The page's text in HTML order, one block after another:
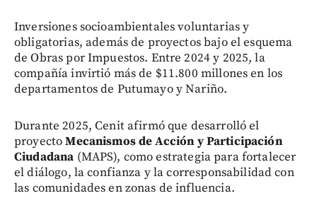
Inversiones socioambientales voluntarias y
obligatorias, además de proyectos bajo el esquema
de Obras por Impuestos. Entre 2024 y 2025, la
compañía invirtió más de $11.800 millones en los
departamentos de Putumayo y Nariño.
Durante 2025, Cenit afirmó que desarrolló el
proyectoMecanismos de Acción y Participación
Ciudadana (MAPS), como estrategia para fortalecer
el diálogo, la confianza y la corresponsabilidad con
las comunidades en zonas de influencia.